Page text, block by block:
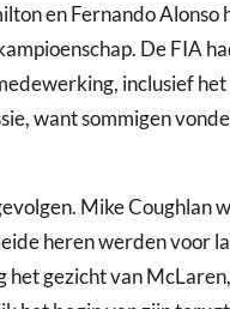
en Fernando Alonso
De FIA
inclusief
want sommigen
Mike Coughlan
heren werden voor
het gezicht van